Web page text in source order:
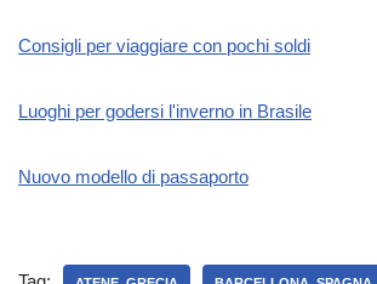
Consigli per viaggiare con pochi soldi
Luoghi per godersi l'inverno in Brasile
Nuovo modello di passaporto